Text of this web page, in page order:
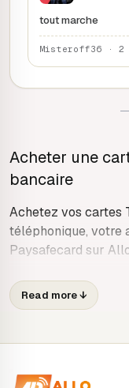
tout marche
Misteroff36 · 2
Acheter une
bancaire
Achetez vos cartes
téléphonique, votre
Paysafecard sur
Qu’est-ce
abonnements pour
Read more↓